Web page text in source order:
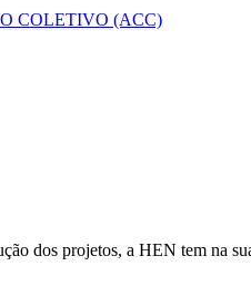
COLETIVO (ACC)
dos projetos, a HEN tem na